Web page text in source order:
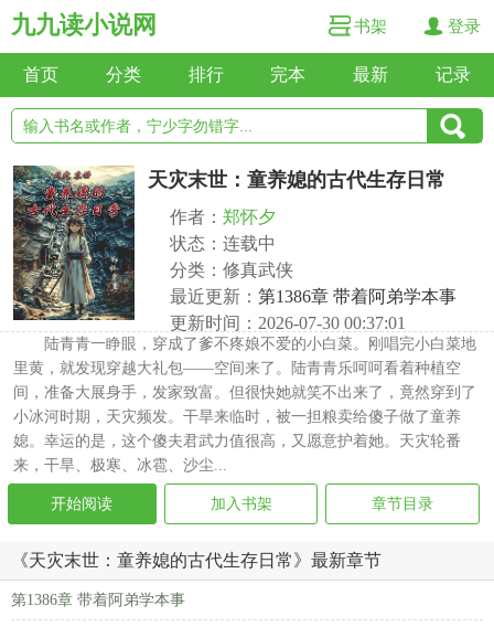
九九读小说网 书架 登录
首页 分类 排行 完本 最新 记录
天灾末世：童养媳的古代生存日常
作者： 郑怀夕
状态：连载中
分类：修真武侠
最近更新： 第1386章 带着阿弟学本事
更新时间：2026-07-30 00:37:01
陆青青一睁眼，穿成了爹不疼娘不爱的小白菜。刚唱完小白菜地
里黄，就发现穿越大礼包——空间来了。陆青青乐呵呵看着种植空
间，准备大展身手，发家致富。但很快她就笑不出来了，竟然穿到了
小冰河时期，天灾频发。干旱来临时，被一担粮卖给傻子做了童养
媳。幸运的是，这个傻夫君武力值很高，又愿意护着她。天灾轮番
来，干旱、极寒、冰雹、沙尘...
开始阅读 加入书架 章节目录
《天灾末世：童养媳的古代生存日常》最新章节
第1386章 带着阿弟学本事